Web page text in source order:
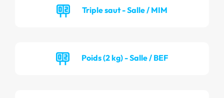
Triple saut - Salle / MIM
Poids (2 kg) - Salle / BEF